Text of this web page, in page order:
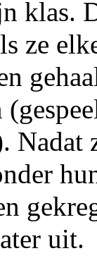
klas.
ze
Nadat
uit.